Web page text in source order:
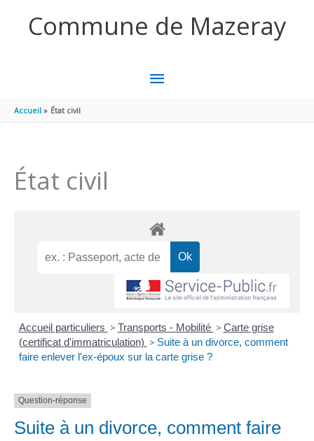
Commune de Mazeray
MENU
Accueil État civil
État civil
Accueil particuliers > Transports - Mobilité > Carte grise
(certificat d'immatriculation) > Suite à un divorce, comment
faire enlever l'ex-époux sur la carte grise ?
Question-réponse
Suite à un divorce, comment faire